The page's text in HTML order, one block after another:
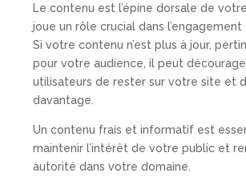
Le contenu est l’épine dorsale de
joue un rôle crucial dans l’engagement
Si votre contenu n’est plus à jour,
pour votre audience, il peut
utilisateurs de rester sur votre site et
davantage.
Un contenu frais et informatif est
maintenir l’intérêt de votre public et
autorité dans votre domaine.